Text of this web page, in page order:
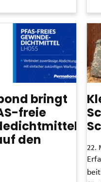
bringt
freie
den
22.